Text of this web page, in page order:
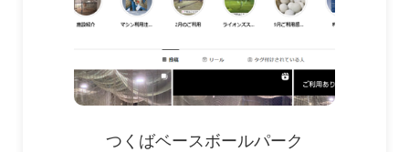
つくばベースボールパーク